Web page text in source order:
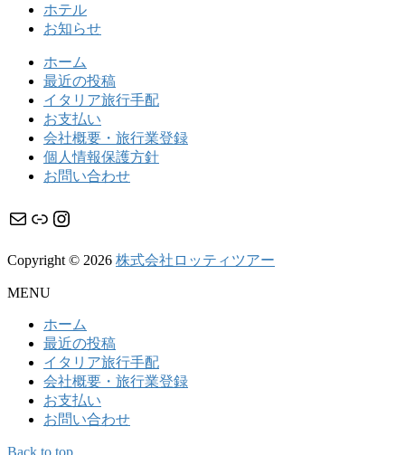
ホテル
お知らせ
ホーム
最近の投稿
イタリア旅行手配
お支払い
会社概要・旅行業登録
個人情報保護方針
お問い合わせ
メール リンク Instagram
Copyright © 2026 株式会社ロッティツアー
MENU
ホーム
最近の投稿
イタリア旅行手配
会社概要・旅行業登録
お支払い
お問い合わせ
Back to top